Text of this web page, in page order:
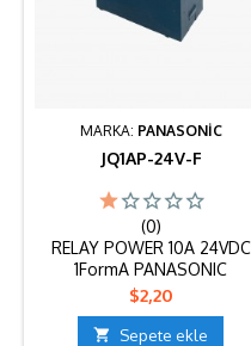
MARKA: PANASONİC
JQ1AP-24V-F
(0)
RELAY POWER 10A 24VDC
1FormA PANASONIC
Fiyat
$2,20
 Sepete ekle